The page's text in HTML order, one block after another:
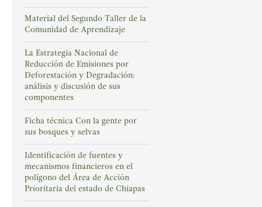
Material del Segundo Taller de la
Comunidad de Aprendizaje
La Estrategia Nacional de
Reducción de Emisiones por
Deforestación y Degradación:
análisis y discusión de sus
componentes
Ficha técnica Con la gente por
sus bosques y selvas
Identificación de fuentes y
mecanismos financieros en el
polígono del Área de Acción
Prioritaria del estado de Chiapas